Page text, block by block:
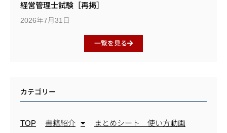
経営管理士試験［再掲］
2026年7月31日
一覧を見る
カテゴリー
TOP 書籍紹介
まとめシート 使い方動画